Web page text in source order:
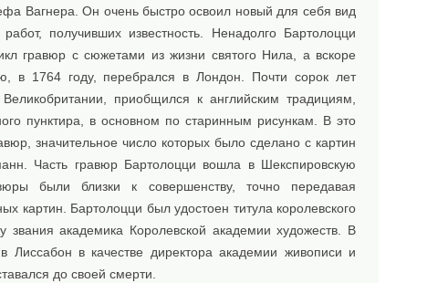
Вагнера. Он очень быстро освоил новый для себя вид
получивших известность. Ненадолго Бартолоцци
гравюр с сюжетами из жизни святого Нила, а вскоре
в 1764 году, перебрался в Лондон. Почти сорок лет
приобщился к английским традициям,
пунктира, в основном по старинным рисункам. В это
значительное число которых было сделано с картин
Часть гравюр Бартолоцци вошла в Шекспировскую
были близки к совершенству, точно передавая
картин. Бартолоцци был удостоен титула королевского
академика Королевской академии художеств. В
в качестве директора академии живописи и
до своей смерти.